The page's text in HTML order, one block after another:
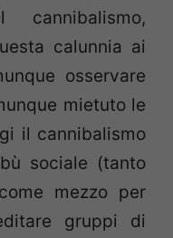
calunnia ai
osservare
mietuto le
il cannibalismo
sociale (tanto
mezzo per
gruppi di